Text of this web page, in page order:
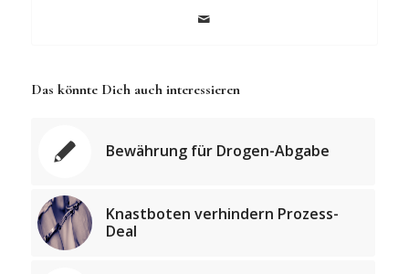
Das könnte Dich auch interessieren
Bewährung für Drogen-Abgabe
Knastboten verhindern Prozess-
Deal